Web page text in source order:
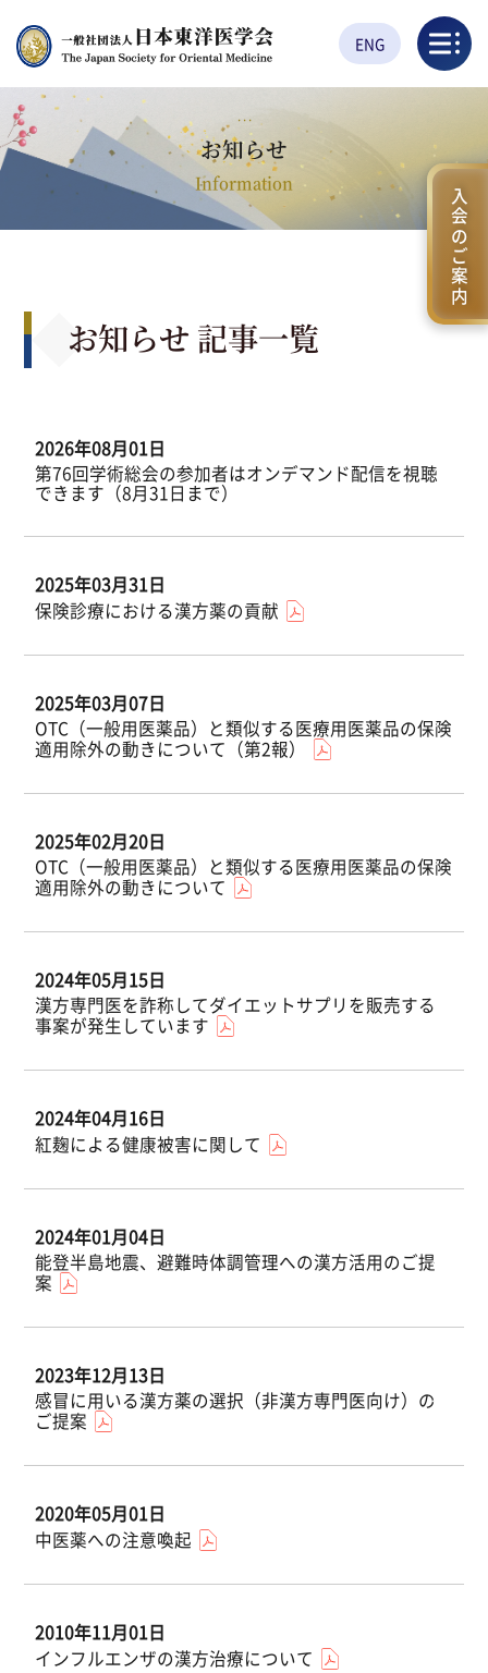
ENG
入会のご案内
お知らせ
Information
お知らせ 記事一覧
2026年08月01日
第76回学術総会の参加者はオンデマンド配信を視聴
できます（8月31日まで）
2025年03月31日
保険診療における漢方薬の貢献
2025年03月07日
OTC（一般用医薬品）と類似する医療用医薬品の保険
適用除外の動きについて（第2報）
2025年02月20日
OTC（一般用医薬品）と類似する医療用医薬品の保険
適用除外の動きについて
2024年05月15日
漢方専門医を詐称してダイエットサプリを販売する
事案が発生しています
2024年04月16日
紅麹による健康被害に関して
2024年01月04日
能登半島地震、避難時体調管理への漢方活用のご提
案
2023年12月13日
感冒に用いる漢方薬の選択（非漢方専門医向け）の
ご提案
2020年05月01日
中医薬への注意喚起
2010年11月01日
インフルエンザの漢方治療について